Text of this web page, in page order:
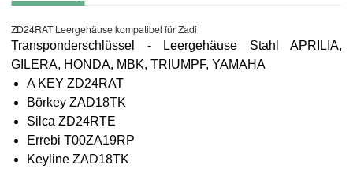
ZD24RAT Leergehäuse kompatibel für Zadi
Transponderschlüssel - Leergehäuse Stahl APRILIA,
GILERA, HONDA, MBK, TRIUMPF, YAMAHA
A KEY ZD24RAT
Börkey ZAD18TK
Silca ZD24RTE
Errebi T00ZA19RP
Keyline ZAD18TK